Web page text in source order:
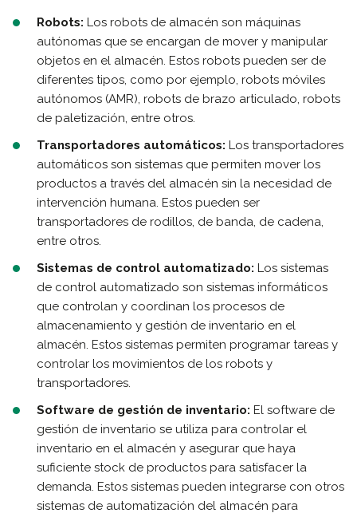
Robots: Los robots de almacén son máquinas
autónomas que se encargan de mover y manipular
objetos en el almacén. Estos robots pueden ser de
diferentes tipos, como por ejemplo, robots móviles
autónomos (AMR), robots de brazo articulado, robots
de paletización, entre otros.
Transportadores automáticos: Los transportadores
automáticos son sistemas que permiten mover los
productos a través del almacén sin la necesidad de
intervención humana. Estos pueden ser
transportadores de rodillos, de banda, de cadena,
entre otros.
Sistemas de control automatizado: Los sistemas
de control automatizado son sistemas informáticos
que controlan y coordinan los procesos de
almacenamiento y gestión de inventario en el
almacén. Estos sistemas permiten programar tareas y
controlar los movimientos de los robots y
transportadores.
Software de gestión de inventario: El software de
gestión de inventario se utiliza para controlar el
inventario en el almacén y asegurar que haya
suficiente stock de productos para satisfacer la
demanda. Estos sistemas pueden integrarse con otros
sistemas de automatización del almacén para